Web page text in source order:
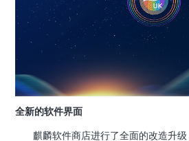
全新的软件界面
麒麟软件商店进行了全面的改造升